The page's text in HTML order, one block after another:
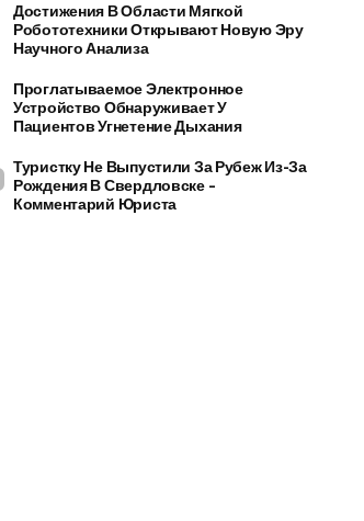
Достижения В Области Мягкой
Робототехники Открывают Новую Эру
Научного Анализа
Проглатываемое Электронное
Устройство Обнаруживает У
Пациентов Угнетение Дыхания
Туристку Не Выпустили За Рубеж Из-За
Рождения В Свердловске –
Комментарий Юриста